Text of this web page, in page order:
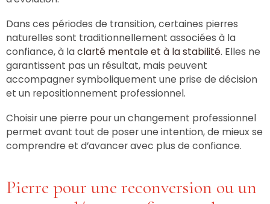
Dans ces périodes de transition, certaines pierres
naturelles sont traditionnellement associées à la
confiance, à laclarté mentale et à la stabilité. Elles ne
garantissent pas un résultat, mais peuvent
accompagner symboliquement une prise de décision
et un repositionnement professionnel.
Choisir une pierre pour un changement professionnel
permet avant tout de poser une intention, de mieux se
comprendre et d’avancer avec plus de confiance.
Pierre pour une reconversion ou un